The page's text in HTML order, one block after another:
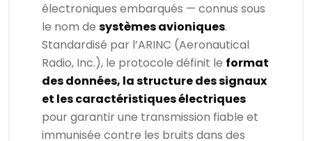
électroniques embarqués — connus sous
le nom desystèmes avioniques.
Standardisé par l’ARINC (Aeronautical
Radio, Inc.), le protocole définit le format
des données, la structure des signaux
et les caractéristiques électriques
pour garantir une transmission fiable et
immunisée contre les bruits dans des